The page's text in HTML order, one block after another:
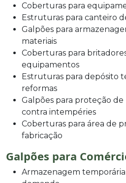
Coberturas para
Estruturas para canteiro
Galpões para
materiais
Coberturas para
equipamentos
Estruturas para depósito
reformas
Galpões para proteção de
contra intempéries
Coberturas para área de
fabricação
Galpões para
Armazenagem